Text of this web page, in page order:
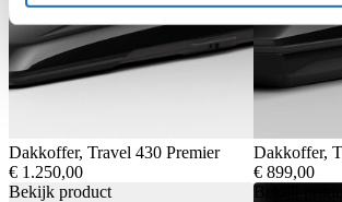
Dakkoffer, Travel 430 Premier
€ 1.250,00
Dakkoffer,
€ 899,00
Bekijk product
Bekijk